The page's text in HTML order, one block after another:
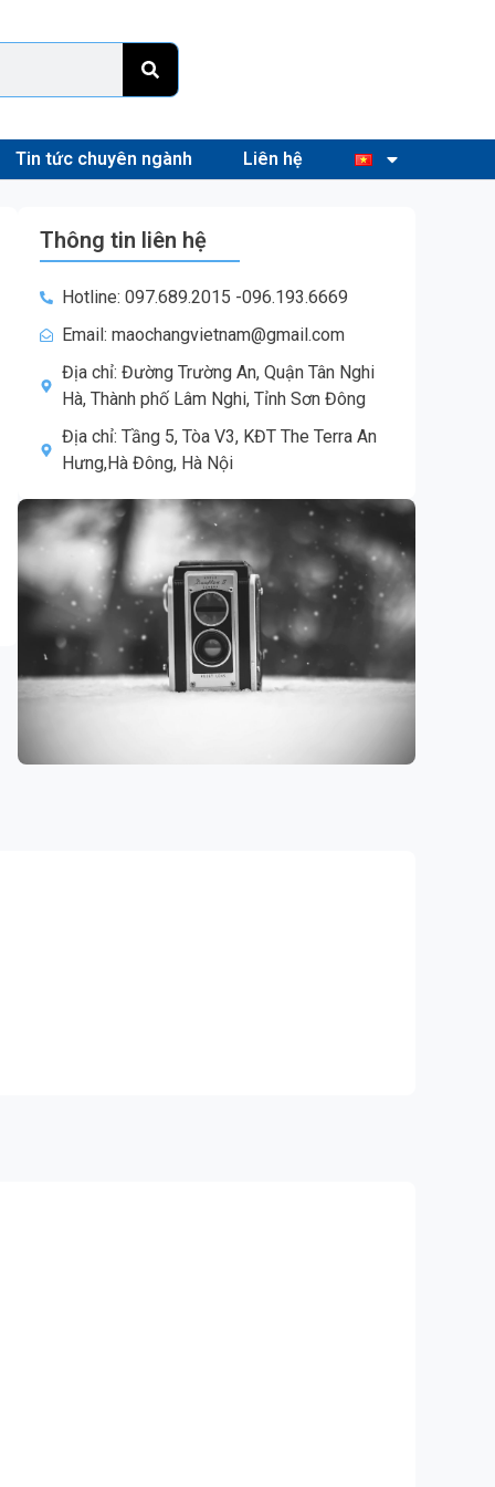
Tin tức chuyên ngành Liên hệ
Thông tin liên hệ
Hotline: 097.689.2015 -096.193.6669
Email: maochangvietnam@gmail.com
Địa chỉ: Đường Trường An, Quận Tân Nghi
Hà, Thành phố Lâm Nghi, Tỉnh Sơn Đông
Địa chỉ: Tầng 5, Tòa V3, KĐT The Terra An
Hưng,Hà Đông, Hà Nội